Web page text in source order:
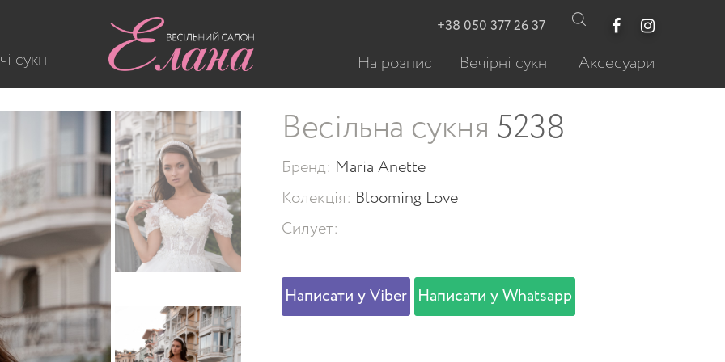
Весільна сукня 5238
Бренд: Maria Anette
Колекція: Blooming Love
Силует:
Написати у Viber Написати у Whatsapp
сукні
+38 050 377 26 37
На розпис Вечірні сукні Аксесуари